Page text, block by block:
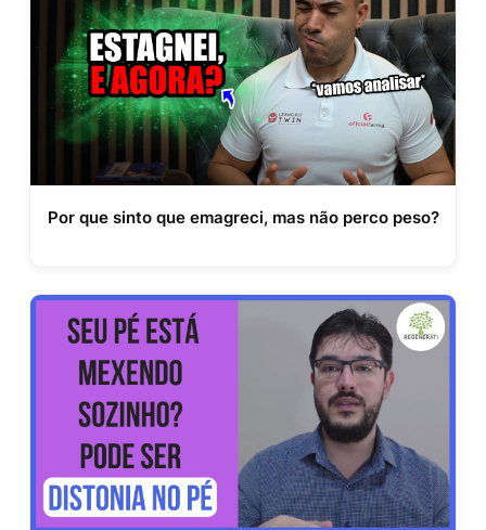
Por que sinto que emagreci, mas não perco peso?